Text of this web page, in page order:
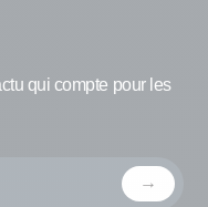
qui compte pour les